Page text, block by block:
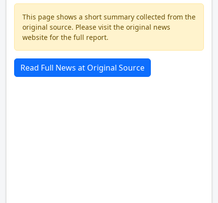
This page shows a short summary collected from the
original source. Please visit the original news
website for the full report.
Read Full News at Original Source